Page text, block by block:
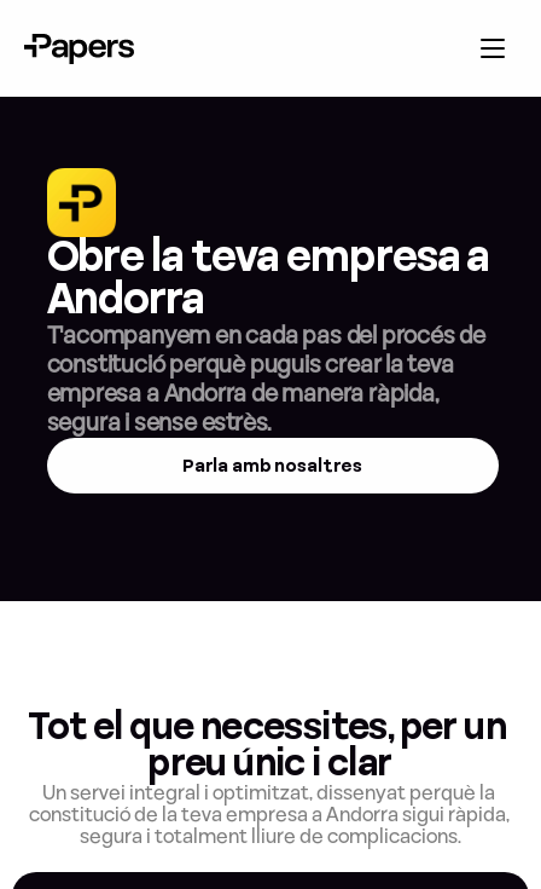
Obre la teva empresa a
Andorra
T'acompanyem en cada pas del procés de
constitució perquè puguis crear la teva
empresa a Andorra de manera ràpida,
segura i sense estrès.
Parla amb nosaltres
Tot el que necessites, per un
preu únic i clar
Un servei integral i optimitzat, dissenyat perquè la
constitució de la teva empresa a Andorra sigui ràpida,
segura i totalment lliure de complicacions.